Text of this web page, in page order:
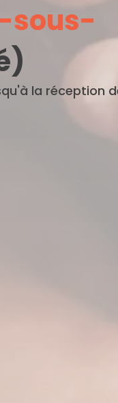
sous-
la réception